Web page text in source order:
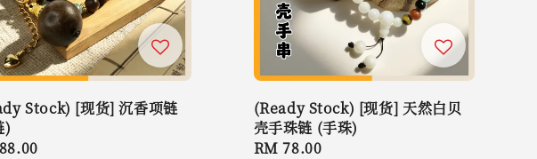
Stock) [现货] 沉香项链
)
(Ready Stock) [现货] 天然白贝
壳手珠链 (手珠)
Regular
RM 78.00